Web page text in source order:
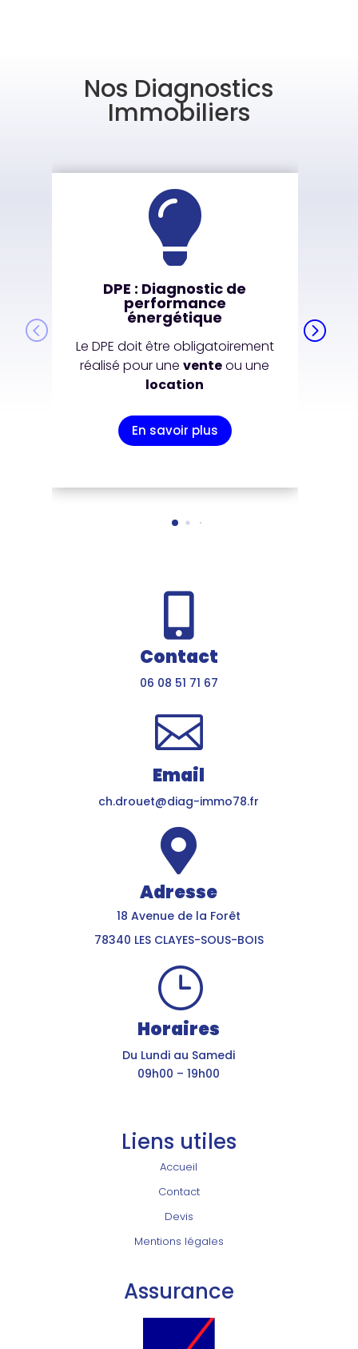
Nos Diagnostics
Immobiliers

DPE : Diagnostic de
performance
énergétique
Le DPE doit être obligatoirement
réalisé pour uneventeou une
location
En savoir plus

Contact
06 08 51 71 67

Email
ch.drouet@diag-immo78.fr

Adresse
18 Avenue de la Forêt
78340 LES CLAYES-SOUS-BOIS
}
Horaires
Du Lundi au Samedi
09h00 – 19h00
Liens utiles
Accueil
Contact
Devis
Mentions légales
Assurance